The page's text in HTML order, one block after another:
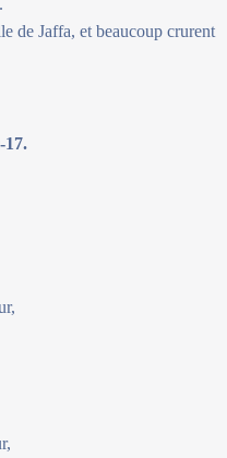
de Jaffa, et beaucoup crurent
17.